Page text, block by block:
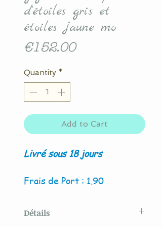
d'étoiles gris et
étoiles jaune mo
€152.00Price
Quantity *
Add to Cart
Livré sous 18 jours
Frais de Port : 1.90
Détails